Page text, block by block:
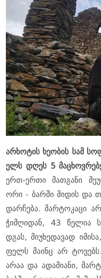
არ­ხო­ტის ხე­ო­ბის სამ
ელს დღეს 5
ერთ-ერთი მათ­გა­ნი
ორი - ბარ­ში მი­დის და
დარ­ჩე­ბა. მარ­ტო­კა­ცი
ჭიმ­ღი­დან, 43 წე­ლია
დგას, მი­უ­ხე­და­ვად
ფელს მა­ინც არ
არაა და ადა­მი­ა­ნი,